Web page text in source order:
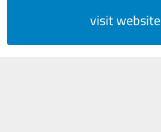
visit website